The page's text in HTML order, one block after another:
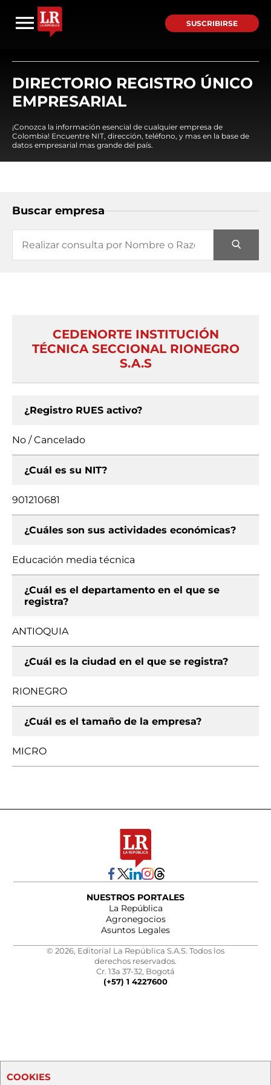
SUSCRIBIRSE
DIRECTORIO REGISTRO ÚNICO
EMPRESARIAL
¡Conozca la información esencial de cualquier empresa de
Colombia! Encuentre NIT, dirección, teléfono, y mas en la base de
datos empresarial mas grande del país.
Buscar empresa
CEDENORTE INSTITUCIÓN
TÉCNICA SECCIONAL RIONEGRO
S.A.S
¿Registro RUES activo?
No / Cancelado
¿Cuál es su NIT?
901210681
¿Cuáles son sus actividades económicas?
Educación media técnica
¿Cuál es el departamento en el que se
registra?
ANTIOQUIA
¿Cuál es la ciudad en el que se registra?
RIONEGRO
¿Cuál es el tamaño de la empresa?
MICRO
NUESTROS PORTALES
La República
Agronegocios
Asuntos Legales
© 2026, Editorial La República S.A.S. Todos los
derechos reservados.
Cr. 13a 37-32, Bogotá
(+57) 1 4227600
COOKIES